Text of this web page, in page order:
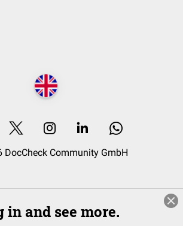
DocCheck Community GmbH
in and see more.